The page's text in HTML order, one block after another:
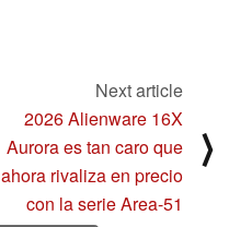
Next article
2026 Alienware 16X
Aurora es tan caro que
ahora rivaliza en precio
con la serie Area-51
⟩